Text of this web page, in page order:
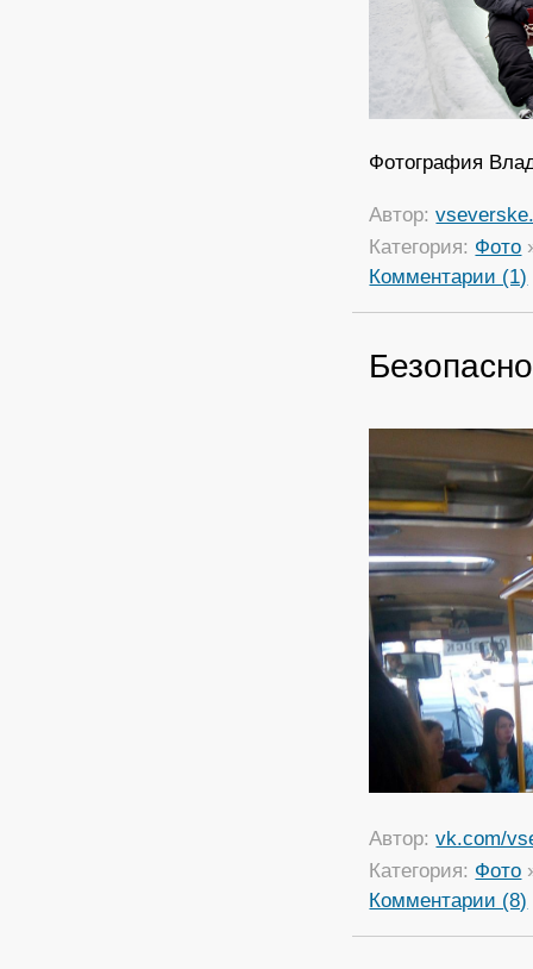
Фотография
Автор:
Категория: Фото
Комментарии (1)
Автор:vk.com/
Категория: Фото
Комментарии (8)